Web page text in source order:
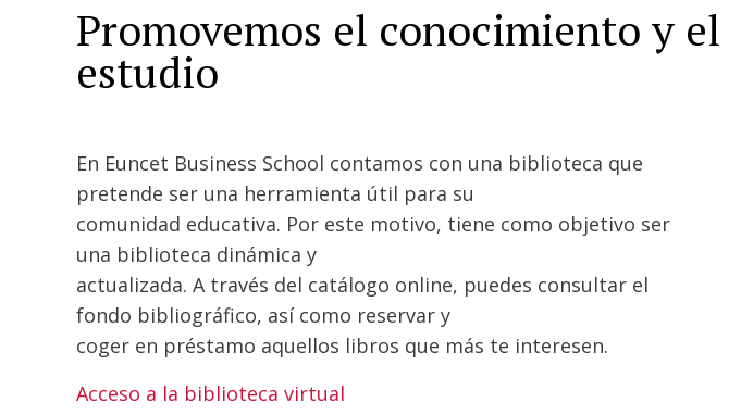
Promovemos el conocimiento y el
estudio
En Euncet Business School contamos con una biblioteca que
pretende ser una herramienta útil para su
comunidad educativa. Por este motivo, tiene como objetivo ser
una biblioteca dinámica y
actualizada. A través del catálogo online, puedes consultar el
fondo bibliográfico, así como reservar y
coger en préstamo aquellos libros que más te interesen.
Acceso a la biblioteca virtual